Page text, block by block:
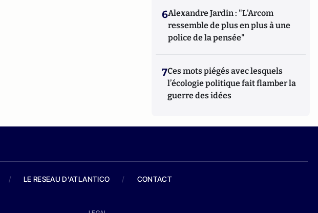
6Alexandre Jardin : "L'Arcom
ressemble de plus en plus à une
police de la pensée"
7Ces mots piégés avec lesquels
l’écologie politique fait flamber la
guerre des idées
/ LE RESEAU D'ATLANTICO / CONTACT